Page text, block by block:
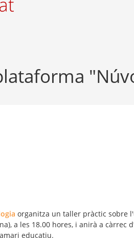
organitza un taller pràctic sobre
a les 18.00 hores, i anirà a càrrec
educatiu.